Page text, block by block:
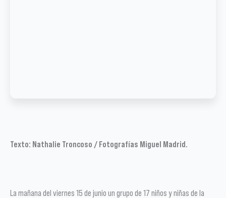
Texto: Nathalie Troncoso / Fotografías Miguel Madrid.
La mañana del viernes 15 de junio un grupo de 17 niños y niñas de la